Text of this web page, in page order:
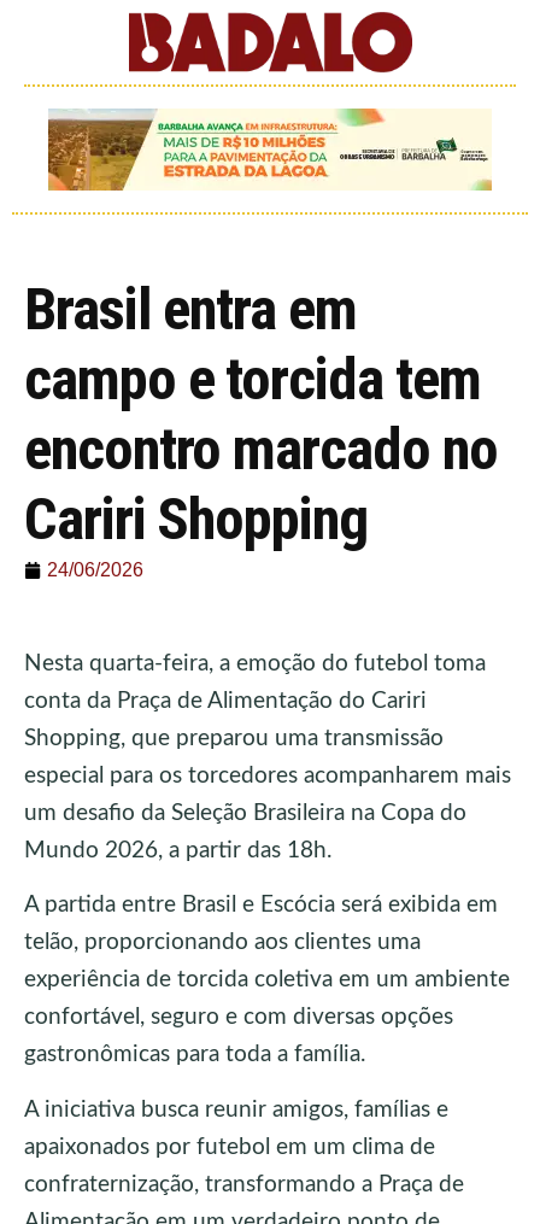
Brasil entra em
campo e torcida tem
encontro marcado no
Cariri Shopping
24/06/2026
Nesta quarta-feira, a emoção do futebol toma
conta da Praça de Alimentação do Cariri
Shopping, que preparou uma transmissão
especial para os torcedores acompanharem mais
um desafio da Seleção Brasileira na Copa do
Mundo 2026, a partir das 18h.
A partida entre Brasil e Escócia será exibida em
telão, proporcionando aos clientes uma
experiência de torcida coletiva em um ambiente
confortável, seguro e com diversas opções
gastronômicas para toda a família.
A iniciativa busca reunir amigos, famílias e
apaixonados por futebol em um clima de
confraternização, transformando a Praça de